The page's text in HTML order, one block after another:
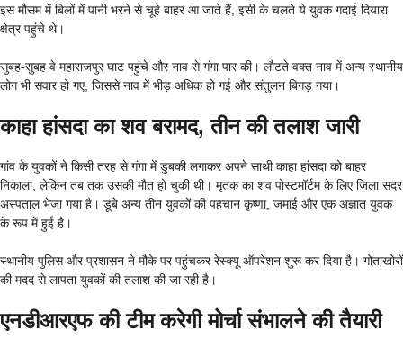
इस मौसम में बिलों में पानी भरने से चूहे बाहर आ जाते हैं, इसी के चलते ये युवक गदाई दियारा
क्षेत्र पहुंचे थे।
सुबह-सुबह वे महाराजपुर घाट पहुंचे और नाव से गंगा पार की। लौटते वक्त नाव में अन्य स्थानीय
लोग भी सवार हो गए, जिससे नाव में भीड़ अधिक हो गई और संतुलन बिगड़ गया।
काहा हांसदा का शव बरामद, तीन की तलाश जारी
गांव के युवकों ने किसी तरह से गंगा में डुबकी लगाकर अपने साथी काहा हांसदा को बाहर
निकाला, लेकिन तब तक उसकी मौत हो चुकी थी। मृतक का शव पोस्टमॉर्टम के लिए जिला सदर
अस्पताल भेजा गया है। डूबे अन्य तीन युवकों की पहचान कृष्णा, जमाई और एक अज्ञात युवक
के रूप में हुई है।
स्थानीय पुलिस और प्रशासन ने मौके पर पहुंचकर रेस्क्यू ऑपरेशन शुरू कर दिया है। गोताखोरों
की मदद से लापता युवकों की तलाश की जा रही है।
एनडीआरएफ की टीम करेगी मोर्चा संभालने की तैयारी